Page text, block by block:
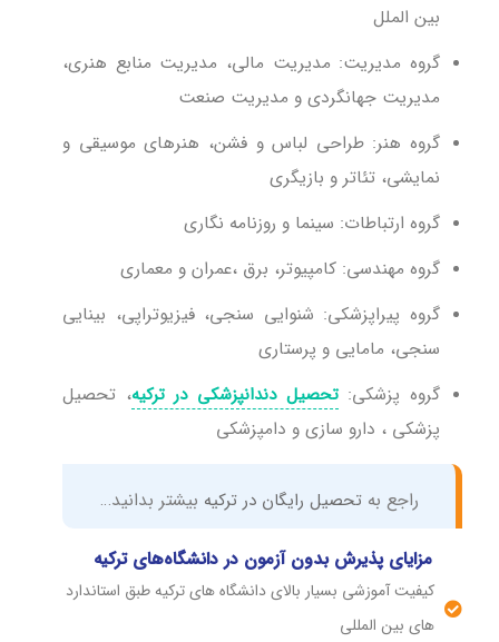
بین الملل
گروه مدیریت: مدیریت مالی، مدیریت منابع هنری،
مدیریت جهانگردی و مدیریت صنعت
گروه هنر: طراحی لباس و فشن، هنرهای موسیقی و
نمایشی، تئاتر و بازیگری
گروه ارتباطات: سینما و روزنامه ‌نگاری
گروه مهندسی: کامپیوتر، برق ،عمران و معماری
گروه پیراپزشکی: شنوایی سنجی، فیزیوتراپی، بینایی
سنجی، مامایی و پرستاری
گروه پزشکی:تحصیل دندانپزشکی در ترکیه، تحصیل
پزشکی ، دارو سازی و دامپزشکی
راجع بهتحصیل رایگان در ترکیه بیشتر بدانید…
مزایای پذیرش بدون آزمون در دانشگاه‌های ترکیه
کیفیت آموزشی بسیار بالای دانشگاه های ترکیه طبق استاندارد
های بین المللی